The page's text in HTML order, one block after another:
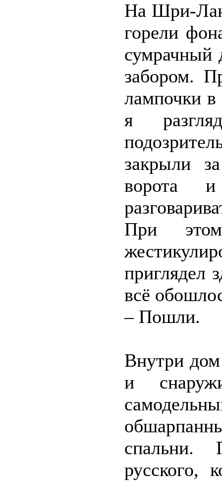
На Шри-
горели
сумрачный
забором.
лампочки в
я
закрыли
ворота
При
приглядел
всё
– Пошли.
Внутри дом
и
спальни.
русского,